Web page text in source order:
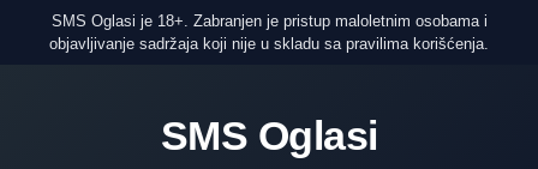
SMS Oglasi je 18+. Zabranjen je pristup maloletnim osobama i
objavljivanje sadržaja koji nije u skladu sa pravilima korišćenja.
SMS Oglasi